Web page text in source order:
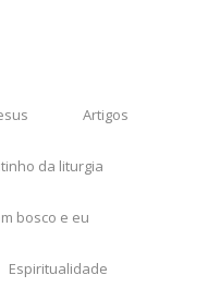
Artigos
da liturgia
bosco e eu
Espiritualidade